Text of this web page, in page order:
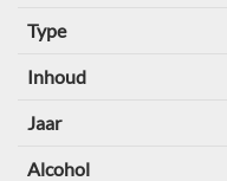
Type
Inhoud
Jaar
Alcohol